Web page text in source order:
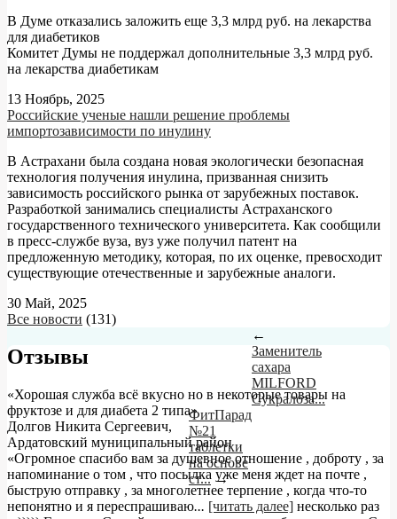
В Думе отказались заложить еще 3,3 млрд руб. на лекарства
для диабетиков
Комитет Думы не поддержал дополнительные 3,3 млрд руб.
на лекарства диабетикам
13 Ноябрь, 2025
Российские ученые нашли решение проблемы
импортозависимости по инулину
В Астрахани была создана новая экологически безопасная
технология получения инулина, призванная снизить
зависимость российского рынка от зарубежных поставок.
Разработкой занимались специалисты Астраханского
государственного технического университета. Как сообщили
в пресс-службе вуза, вуз уже получил патент на
предложенную методику, которая, по их оценке, превосходит
существующие отечественные и зарубежные аналоги.
30 Май, 2025
Все новости (131)
Отзывы
«Хорошая служба всё вкусно но в некоторые товары на
фруктозе и для диабета 2 типа»
Долгов Никита Сергеевич,
Ардатовский муниципальный район
«Огромное спасибо вам за душевное отношение , доброту , за
напоминание о том , что посылка уже меня ждет на почте ,
быструю отправку , за многолетнее терпение , когда что-то
непонятно и я переспрашиваю... [читать далее] несколько раз
←
Заменитель
сахара
MILFORD
Сукралоза...
ФитПарад
№21
таблетки
на основе
ст...→